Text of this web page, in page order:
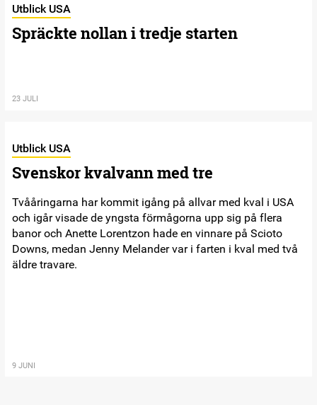
Utblick USA
Spräckte nollan i tredje starten
23 JULI
Utblick USA
Svenskor kvalvann med tre
Tvååringarna har kommit igång på allvar med kval i USA
och igår visade de yngsta förmågorna upp sig på flera
banor och Anette Lorentzon hade en vinnare på Scioto
Downs, medan Jenny Melander var i farten i kval med två
äldre travare.
9 JUNI